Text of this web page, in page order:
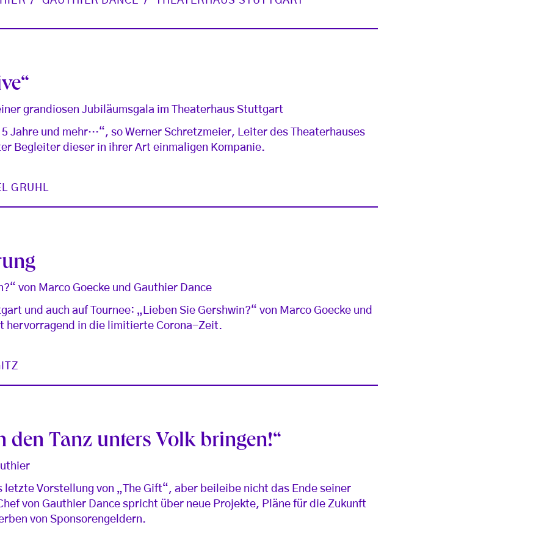
grandiosen Jubiläumsgala im Theaterhaus Stuttgart
Jahre und mehr…“, so Werner Schretzmeier, Leiter des Theaterhauses
Begleiter dieser in ihrer Art einmaligen Kompanie.
GRUHL
von Marco Goecke und Gauthier Dance
und auch auf Tournee: „Lieben Sie Gershwin?“ von Marco Goecke und
hervorragend in die limitierte Corona-Zeit.
den Tanz unters Volk bringen!“
letzte Vorstellung von „The Gift“, aber beileibe nicht das Ende seiner
von Gauthier Dance spricht über neue Projekte, Pläne für die Zukunft
von Sponsorengeldern.